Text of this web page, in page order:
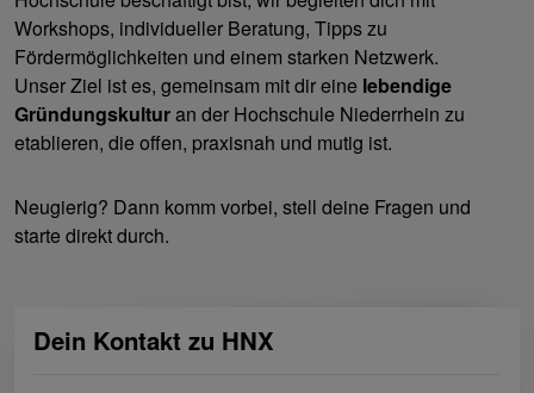
Workshops, individueller Beratung, Tipps zu
Fördermöglichkeiten und einem starken Netzwerk.
Unser Ziel ist es, gemeinsam mit dir eine lebendige
Gründungskulturan der Hochschule Niederrhein zu
etablieren, die offen, praxisnah und mutig ist.
Neugierig? Dann komm vorbei, stell deine Fragen und
starte direkt durch.
Dein Kontakt zu HNX